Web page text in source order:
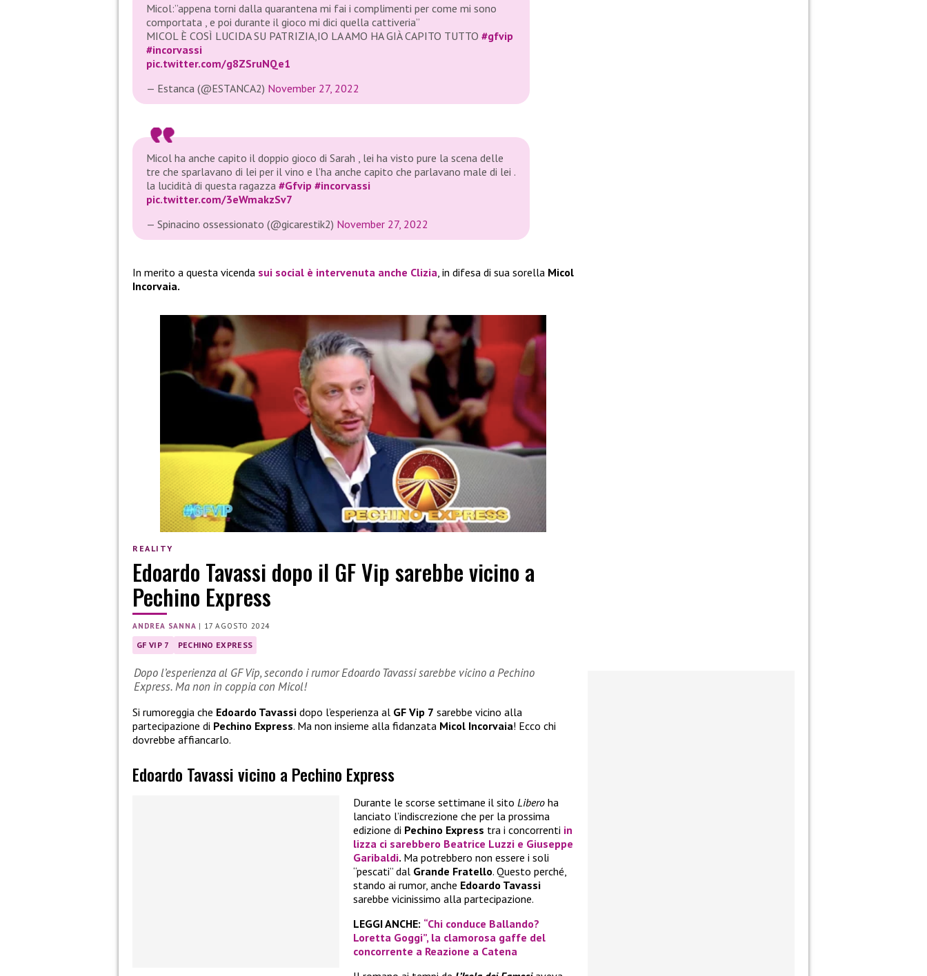
Micol:”appena torni dalla quarantena mi fai i complimenti per come mi sono
comportata , e poi durante il gioco mi dici quella cattiveria”
MICOL È COSÌ LUCIDA SU PATRIZIA,IO LA AMO HA GIÀ CAPITO TUTTO #gfvip
#incorvassi
pic.twitter.com/g8ZSruNQe1
— Estanca (@ESTANCA2) November 27, 2022
Micol ha anche capito il doppio gioco di Sarah , lei ha visto pure la scena delle
tre che sparlavano di lei per il vino e l’ha anche capito che parlavano male di lei .
la lucidità di questa ragazza #Gfvip #incorvassi
pic.twitter.com/3eWmakzSv7
— Spinacino ossessionato (@gicarestik2) November 27, 2022
In merito a questa vicenda sui social è intervenuta anche Clizia , in difesa di sua sorella Micol
Incorvaia.
REALITY
Edoardo Tavassi dopo il GF Vip sarebbe vicino a
Pechino Express
ANDREA SANNA | 17 AGOSTO 2024
GF VIP 7 PECHINO EXPRESS
Dopo l’esperienza al GF Vip, secondo i rumor Edoardo Tavassi sarebbe vicino a Pechino
Express. Ma non in coppia con Micol!
Si rumoreggia che Edoardo Tavassi dopo l’esperienza al GF Vip 7 sarebbe vicino alla
partecipazione di Pechino Express. Ma non insieme alla fidanzata Micol Incorvaia! Ecco chi
dovrebbe affiancarlo.
Edoardo Tavassi vicino a Pechino Express
Durante le scorse settimane il sito Libero ha
lanciato l’indiscrezione che per la prossima
edizione di Pechino Express tra i concorrenti in
lizza ci sarebbero Beatrice Luzzi e Giuseppe
Garibaldi. Ma potrebbero non essere i soli
“pescati” dal Grande Fratello. Questo perché,
stando ai rumor, anche Edoardo Tavassi
sarebbe vicinissimo alla partecipazione.
LEGGI ANCHE: “Chi conduce Ballando?
Loretta Goggi”, la clamorosa gaffe del
concorrente a Reazione a Catena